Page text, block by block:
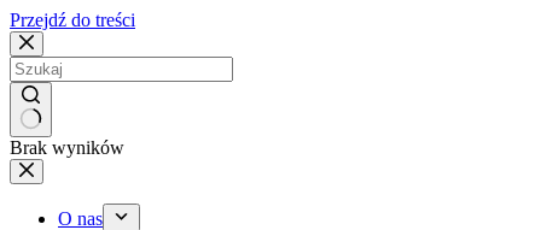
Przejdź do treści
Brak wyników
O nas